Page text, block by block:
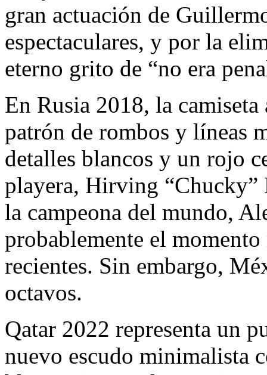
gran actuación de
espectaculares, y por la
eterno grito de “no era
En Rusia 2018, la
patrón de rombos y líneas
detalles blancos y un rojo
playera, Hirving “Chucky”
la campeona del mundo,
probablemente el
recientes. Sin embargo,
octavos.
Qatar 2022 representa un
nuevo escudo minimalista